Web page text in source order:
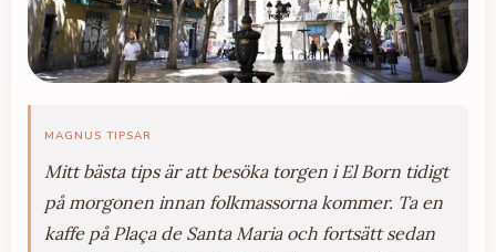
MAGNUS TIPSAR
Mitt bästa tips är att besöka torgen i El Born tidigt
på morgonen innan folkmassorna kommer. Ta en
kaffe på Plaça de Santa Maria och fortsätt sedan